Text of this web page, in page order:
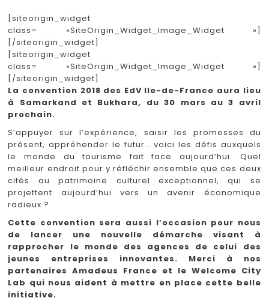
[siteorigin_widget
class= »SiteOrigin_Widget_Image_Widget »]
[/siteorigin_widget]
[siteorigin_widget
class= »SiteOrigin_Widget_Image_Widget »]
[/siteorigin_widget]
La convention 2018 des EdV Ile-de-France aura lieu
à Samarkand et Bukhara, du 30 mars au 3 avril
prochain.
S’appuyer sur l’expérience, saisir les promesses du
présent, appréhender le futur… voici les défis auxquels
le monde du tourisme fait face aujourd’hui. Quel
meilleur endroit pour y réfléchir ensemble que ces deux
cités au patrimoine culturel exceptionnel, qui se
projettent aujourd’hui vers un avenir économique
radieux ?
Cette convention sera aussi l’occasion pour nous
de lancer une nouvelle démarche visant à
rapprocher le monde des agences de celui des
jeunes entreprises innovantes. Merci à nos
partenaires Amadeus France et le Welcome City
Lab qui nous aident à mettre en place cette belle
initiative.